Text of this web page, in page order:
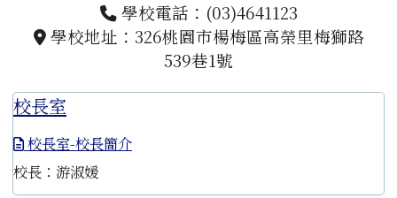
學校電話：(03)4641123
學校地址：326桃園市楊梅區高榮里梅獅路
539巷1號
校長室
校長室-校長簡介
校長：游淑媛